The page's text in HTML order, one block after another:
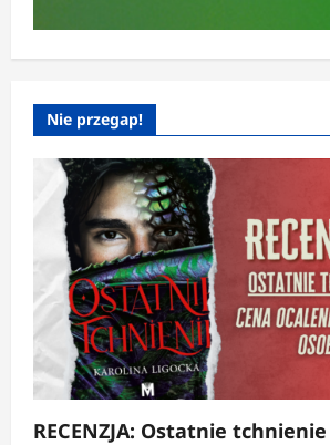
Nie przegap!
RECENZJA: Ostatnie